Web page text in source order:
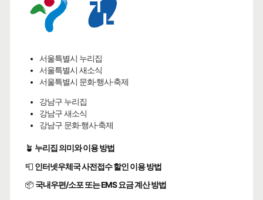
서울특별시 누리집
서울특별시 새소식
서울특별시 문화·행사·축제
강남구 누리집
강남구 새소식
강남구 문화·행사·축제
🪴 누리집 의미와 이용 방법
📮 인터넷우체국 사전접수 할인 이용 방법
📦 국내우편/소포 또는 EMS 요금 계산 방법